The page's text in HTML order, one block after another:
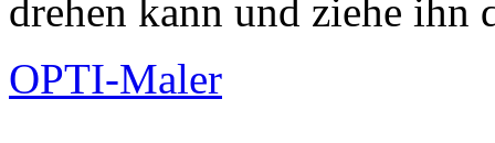
drehen kann und ziehe ihn
OPTI-Maler